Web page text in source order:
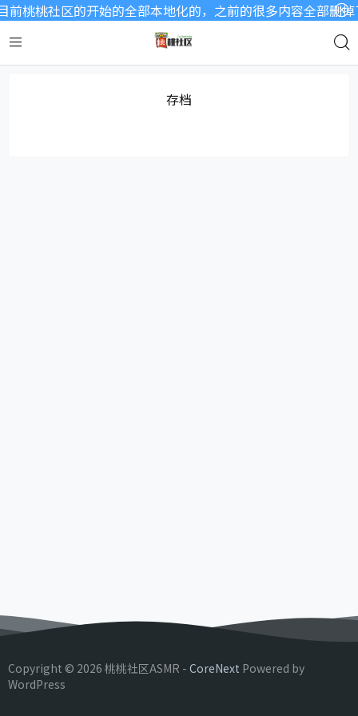
桃桃社区的开始的全部本地化的，之前的很多内容全部删
存档
Copyright © 2026 桃桃社区ASMR - CoreNext Powered by
WordPress